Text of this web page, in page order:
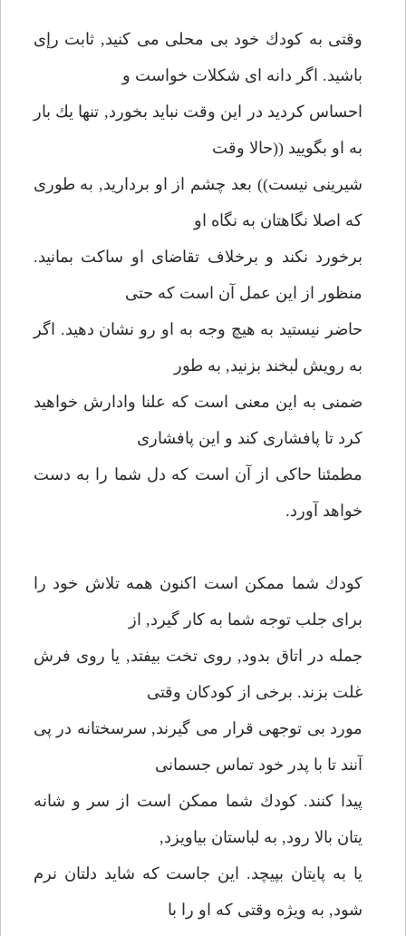
وقتى به كودك خود بى محلى مى كنيد, ثابت رإى
باشيد. اگر دانه اى شكلات خواست و
احساس كرديد در اين وقت نبايد بخورد, تنها يك بار
به او بگوييد ((حالا وقت
شيرينى نيست)) بعد چشم از او برداريد, به طورى
كه اصلا نگاهتان به نگاه او
برخورد نكند و برخلاف تقاضاى او ساكت بمانيد.
منظور از اين عمل آن است كه حتى
حاضر نيستيد به هيچ وجه به او رو نشان دهيد. اگر
به رويش لبخند بزنيد, به طور
ضمنى به اين معنى است كه علنا وادارش خواهيد
كرد تا پافشارى كند و اين پافشارى
مطمئنا حاكى از آن است كه دل شما را به دست
خواهد آورد.
كودك شما ممكن است اكنون همه تلاش خود را
براى جلب توجه شما به كار گيرد, از
جمله در اتاق بدود, روى تخت بيفتد, يا روى فرش
غلت بزند. برخى از كودكان وقتى
مورد بى توجهى قرار مى گيرند, سرسختانه در پى
آنند تا با پدر خود تماس جسمانى
پيدا كنند. كودك شما ممكن است از سر و شانه
يتان بالا رود, به لباستان بياويزد,
يا به پايتان بپيچد. اين جاست كه شايد دلتان نرم
شود, به ويژه وقتى كه او را با